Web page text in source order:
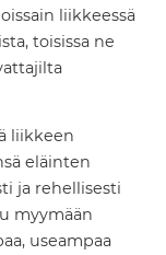
liikkeessä
toisissa ne
liikkeen
eläinten
ja rehellisesti
myymään
useampaa